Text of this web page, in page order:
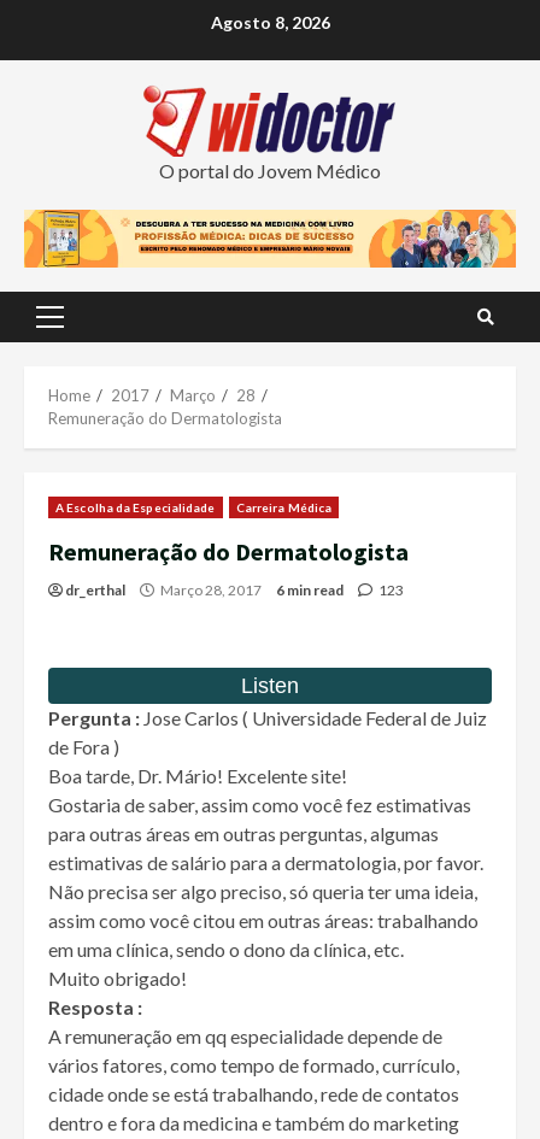
Agosto 8, 2026
O portal do Jovem Médico
Primary
Home 2017 Março
28
Remuneração do Dermatologista
A Escolha da Especialidade Carreira Médica
Remuneração do Dermatologista
dr_erthal Março 28, 2017 6 min read 123
Pergunta : Jose Carlos ( Universidade Federal de Juiz
de Fora )
Boa tarde, Dr. Mário! Excelente site!
Gostaria de saber, assim como você fez estimativas
para outras áreas em outras perguntas, algumas
estimativas de salário para a dermatologia, por favor.
Não precisa ser algo preciso, só queria ter uma ideia,
assim como você citou em outras áreas: trabalhando
em uma clínica, sendo o dono da clínica, etc.
Muito obrigado!
Resposta :
A remuneração em qq especialidade depende de
vários fatores, como tempo de formado, currículo,
cidade onde se está trabalhando, rede de contatos
dentro e fora da medicina e também do marketing